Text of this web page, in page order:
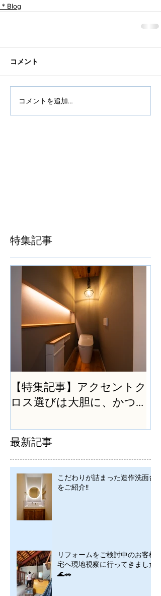
＊Blog
コメント
コメントを追加…
特集記事
【特集記事】アクセントク
ロス選びは大胆に、かつ
最新記事
こだわりが詰まった造作洗面台
をご紹介!!
リフォームをご検討中のお客様
宅へ現地視察に行ってきました
🌊🚗